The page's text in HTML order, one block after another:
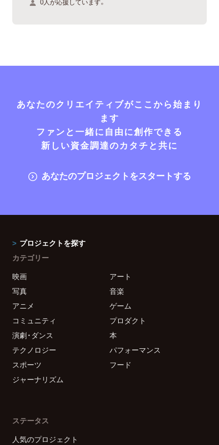
あなたのクリエイティブがここから始まり
ます
ファンと一緒に自由に創作できる
新しい資金調達のカタチと共に
あなたのプロジェクトをスタートする
プロジェクトを探す
カテゴリー
映画
アート
写真
音楽
アニメ
ゲーム
コミュニティ
プロダクト
演劇・ダンス
本
テクノロジー
パフォーマンス
スポーツ
フード
ジャーナリズム
ステータス
人気のプロジェクト